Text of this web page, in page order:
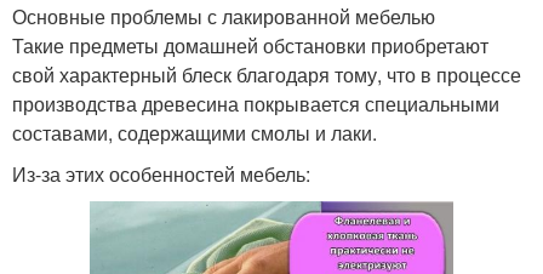
Основные проблемы с лакированной мебелью
Такие предметы домашней обстановки приобретают
свой характерный блеск благодаря тому, что в процессе
производства древесина покрывается специальными
составами, содержащими смолы и лаки.
Из-за этих особенностей мебель: